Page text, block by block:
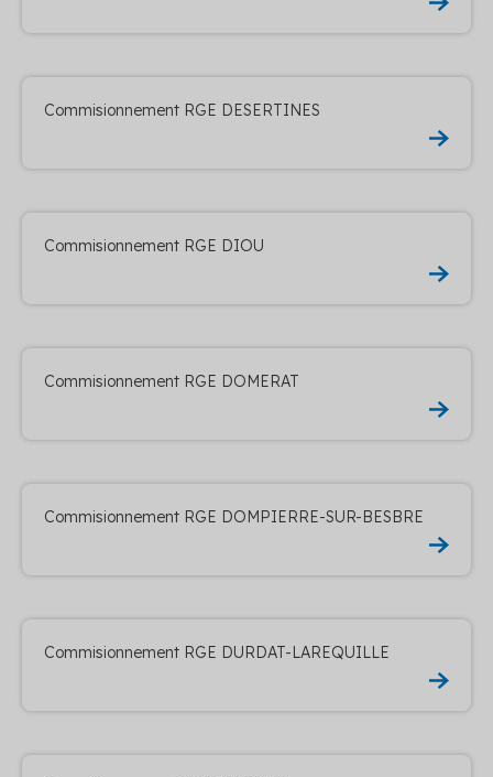
Commisionnement RGE DESERTINES
Commisionnement RGE DIOU
Commisionnement RGE DOMERAT
Commisionnement RGE DOMPIERRE-SUR-BESBRE
Commisionnement RGE DURDAT-LAREQUILLE